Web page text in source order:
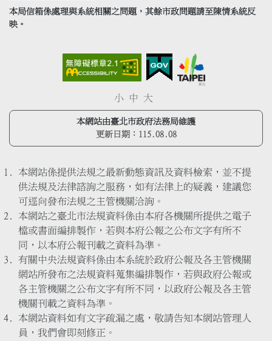
本局信箱係處理與系統相關之問題，其餘市政問題請至陳情系統反
映。
小 中 大
本網站由臺北市政府法務局維護
更新日期： 115.08.08
本網站係提供法規之最新動態資訊及資料檢索，並不提
供法規及法律諮詢之服務，如有法律上的疑義，建議您
可逕向發布法規之主管機關洽詢。
本網站之臺北市法規資料係由本府各機關所提供之電子
檔或書面編排製作，若與本府公報之公布文字有所不
同，以本府公報刊載之資料為準。
有關中央法規資料係由本系統於政府公報及各主管機關
網站所發布之法規資料蒐集編排製作，若與政府公報或
各主管機關之公布文字有所不同，以政府公報及各主管
機關刊載之資料為準。
本網站資料如有文字疏漏之處，敬請告知本網站管理人
員，我們會即刻修正。